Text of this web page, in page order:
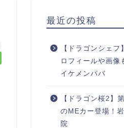
最近の投稿
【ドラゴンシェ
ロフィールや画像
イケメンパパ
【ドラゴン桜2】
のMEカー登場！
院